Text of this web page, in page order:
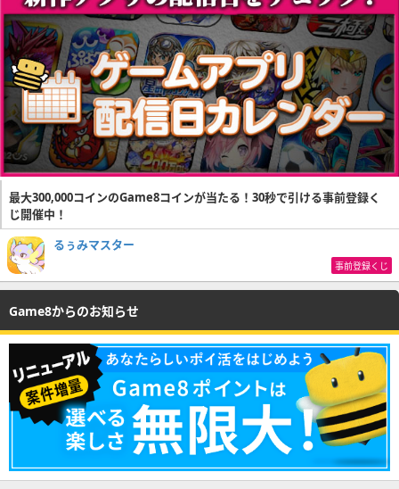
最大300,000コインのGame8コインが当たる！30秒で引ける事前登録く
じ開催中！
るぅみマスター
事前登録くじ
Game8からのお知らせ